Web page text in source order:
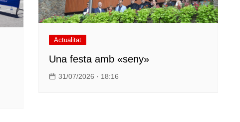
Actualitat
Una festa amb «seny»
31/07/2026 · 18:16